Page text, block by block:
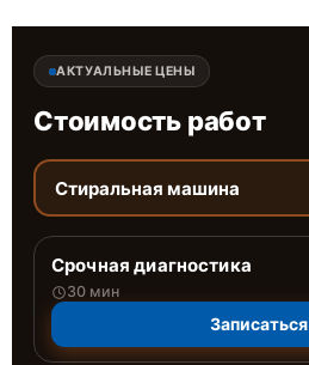
АКТУАЛЬНЫЕ ЦЕНЫ
Стоимость работ
Стиральная машина
Срочная диагностика
30 мин
Записаться